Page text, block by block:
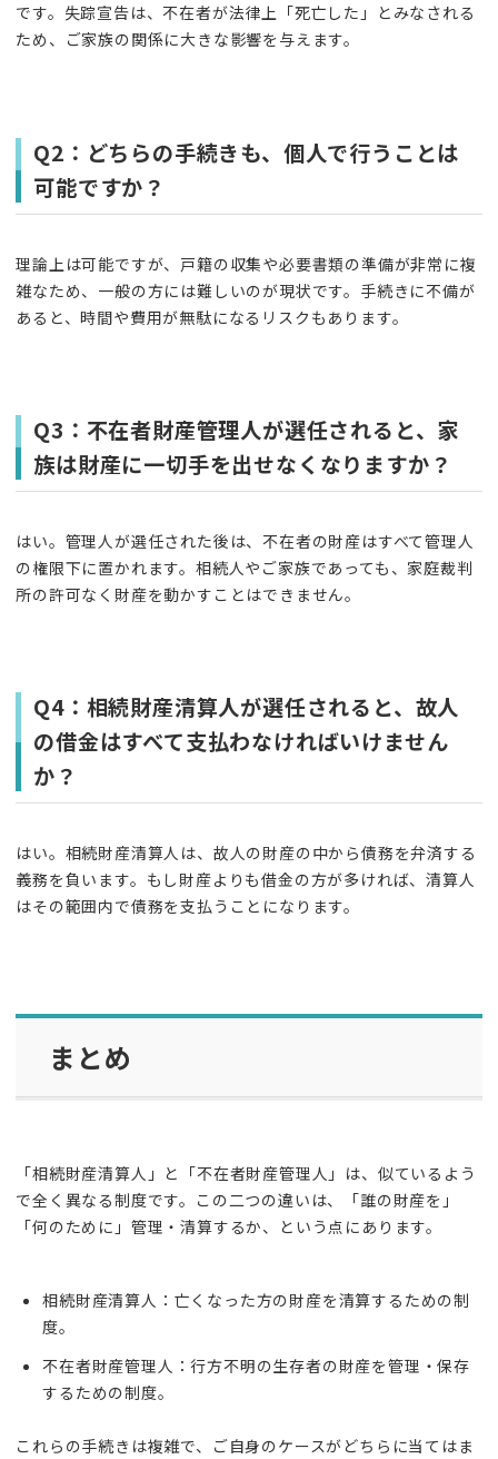
です。失踪宣告は、不在者が法律上「死亡した」とみなされる
ため、ご家族の関係に大きな影響を与えます。
Q2：どちらの手続きも、個人で行うことは
可能ですか？
理論上は可能ですが、戸籍の収集や必要書類の準備が非常に複
雑なため、一般の方には難しいのが現状です。手続きに不備が
あると、時間や費用が無駄になるリスクもあります。
Q3：不在者財産管理人が選任されると、家
族は財産に一切手を出せなくなりますか？
はい。管理人が選任された後は、不在者の財産はすべて管理人
の権限下に置かれます。相続人やご家族であっても、家庭裁判
所の許可なく財産を動かすことはできません。
Q4：相続財産清算人が選任されると、故人
の借金はすべて支払わなければいけません
か？
はい。相続財産清算人は、故人の財産の中から債務を弁済する
義務を負います。もし財産よりも借金の方が多ければ、清算人
はその範囲内で債務を支払うことになります。
まとめ
「相続財産清算人」と「不在者財産管理人」は、似ているよう
で全く異なる制度です。この二つの違いは、「誰の財産を」
「何のために」管理・清算するか、という点にあります。
相続財産清算人：亡くなった方の財産を清算するための制
度。
不在者財産管理人：行方不明の生存者の財産を管理・保存
するための制度。
これらの手続きは複雑で、ご自身のケースがどちらに当てはま